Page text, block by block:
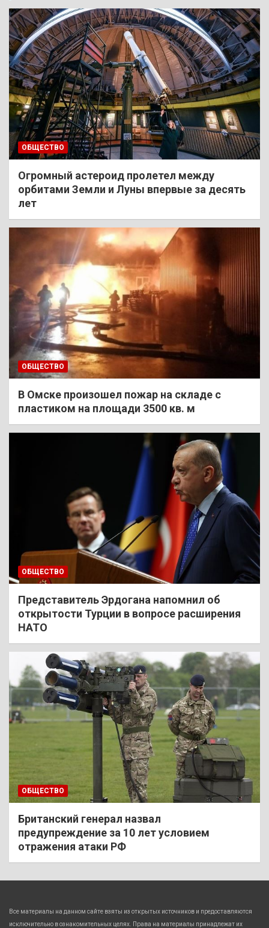
ОБЩЕСТВО
Огромный астероид пролетел между
орбитами Земли и Луны впервые за десять
лет
ОБЩЕСТВО
В Омске произошел пожар на складе с
пластиком на площади 3500 кв. м
ОБЩЕСТВО
Представитель Эрдогана напомнил об
открытости Турции в вопросе расширения
НАТО
ОБЩЕСТВО
Британский генерал назвал
предупреждение за 10 лет условием
отражения атаки РФ
Все материалы на данном сайте взяты из открытых источников и предоставляются
исключительно в ознакомительных целях. Права на материалы принадлежат их